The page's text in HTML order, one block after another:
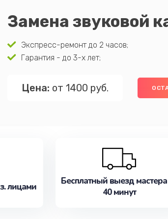
Замена звуковой
Экспресс-ремонт до 2 часов;
Гарантия - до 3-х лет;
Цена: от 1400 руб.
лицами
Бесплатный выезд
40 минут